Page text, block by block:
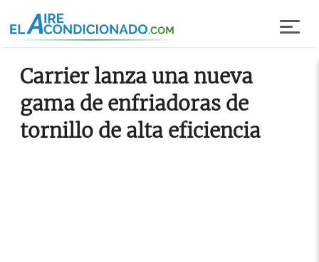
Carrier lanza una nueva
gama de enfriadoras de
tornillo de alta eficiencia